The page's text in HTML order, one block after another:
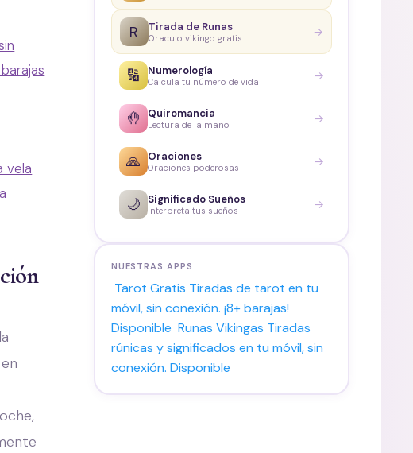
vela
R Tirada de Runas
Oraculo vikingo gratis →
🔢 Numerología
Calcula tu número de vida →
🤚 Quiromancia
Lectura de la mano →
🙏 Oraciones
Oraciones poderosas →
🌙 Significado Sueños
Interpreta tus sueños →
NUESTRAS APPS
Tarot Gratis Tiradas de tarot en tu
móvil, sin conexión. ¡8+ barajas!
Disponible Runas Vikingas Tiradas
rúnicas y significados en tu móvil, sin
conexión. Disponible